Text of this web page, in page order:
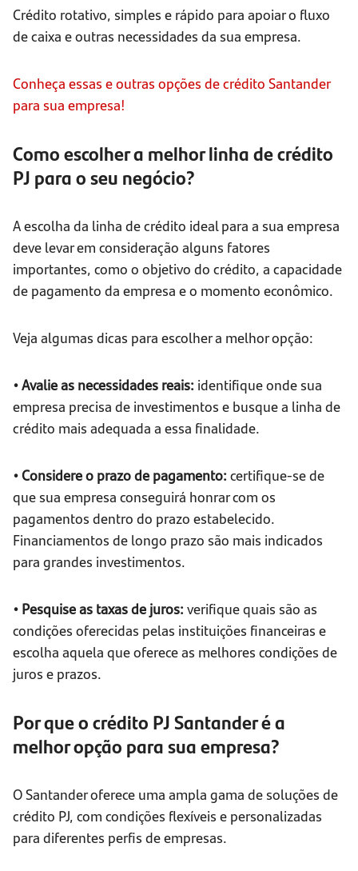
Crédito rotativo, simples e rápido para apoiar o fluxo
de caixa e outras necessidades da sua empresa.
Conheça essas e outras opções de crédito Santander
para sua empresa!
Como escolher a melhor linha de crédito
PJ para o seu negócio?
A escolha da linha de crédito ideal para a sua empresa
deve levar em consideração alguns fatores
importantes, como o objetivo do crédito, a capacidade
de pagamento da empresa e o momento econômico.
Veja algumas dicas para escolher a melhor opção:
• Avalie as necessidades reais: identifique onde sua
empresa precisa de investimentos e busque a linha de
crédito mais adequada a essa finalidade.
• Considere o prazo de pagamento: certifique-se de
que sua empresa conseguirá honrar com os
pagamentos dentro do prazo estabelecido.
Financiamentos de longo prazo são mais indicados
para grandes investimentos.
• Pesquise as taxas de juros: verifique quais são as
condições oferecidas pelas instituições financeiras e
escolha aquela que oferece as melhores condições de
juros e prazos.
Por que o crédito PJ Santander é a
melhor opção para sua empresa?
O Santander oferece uma ampla gama de soluções de
crédito PJ, com condições flexíveis e personalizadas
para diferentes perfis de empresas.